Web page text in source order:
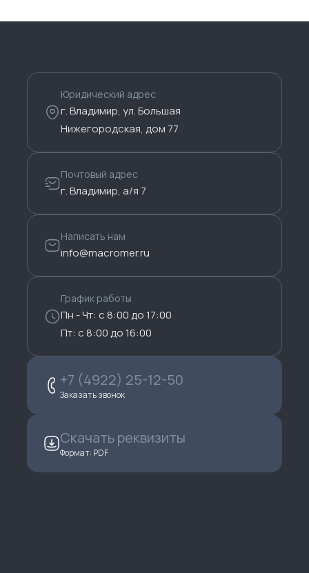
Юридический адрес
г. Владимир, ул. Большая
Нижегородская, дом 77
Почтовый адрес
г. Владимир, а/я 7
Написать нам
info@macromer.ru
График работы
Пн - Чт: с 8:00 до 17:00
Пт: с 8:00 до 16:00
+7 (4922) 25-12-50
Заказать звонок
Скачать реквизиты
Формат: PDF